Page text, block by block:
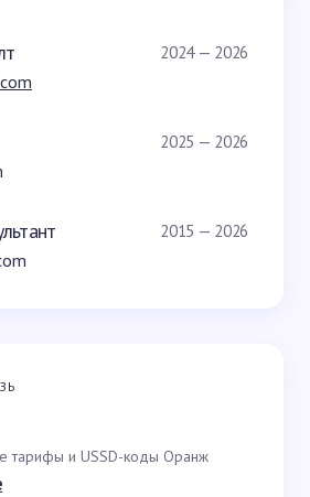
2024 — 2026
2025 — 2026
2015 — 2026
тарифы и USSD-коды Оранж